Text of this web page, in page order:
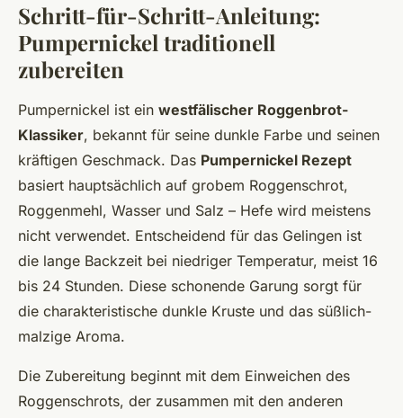
Schritt-für-Schritt-Anleitung:
Pumpernickel traditionell
zubereiten
Pumpernickel ist ein westfälischer Roggenbrot-
Klassiker, bekannt für seine dunkle Farbe und seinen
kräftigen Geschmack. Das Pumpernickel Rezept
basiert hauptsächlich auf grobem Roggenschrot,
Roggenmehl, Wasser und Salz – Hefe wird meistens
nicht verwendet. Entscheidend für das Gelingen ist
die lange Backzeit bei niedriger Temperatur, meist 16
bis 24 Stunden. Diese schonende Garung sorgt für
die charakteristische dunkle Kruste und das süßlich-
malzige Aroma.
Die Zubereitung beginnt mit dem Einweichen des
Roggenschrots, der zusammen mit den anderen